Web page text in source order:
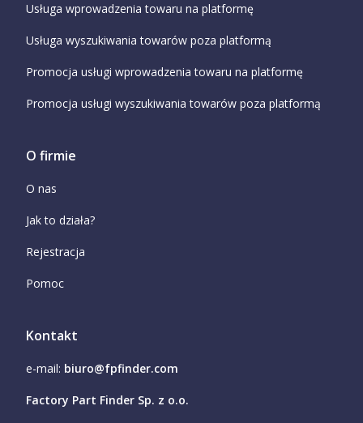
Usługa wprowadzenia towaru na platformę
Usługa wyszukiwania towarów poza platformą
Promocja usługi wprowadzenia towaru na platformę
Promocja usługi wyszukiwania towarów poza platformą
O firmie
O nas
Jak to działa?
Rejestracja
Pomoc
Kontakt
e-mail: biuro@fpfinder.com
Factory Part Finder Sp. z o.o.